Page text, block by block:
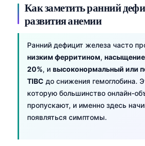
Как заметить ранний
развития анемии
Ранний дефицит железа часто
низким ферритином,
20%, и высоконормальный или
TIBC до снижения гемоглобина.
которую большинство онлайн-
пропускают, и именно здесь
появляться симптомы.
Македонски јазик
Gàidhlig
Occitan
العربية المغربية
Монгол